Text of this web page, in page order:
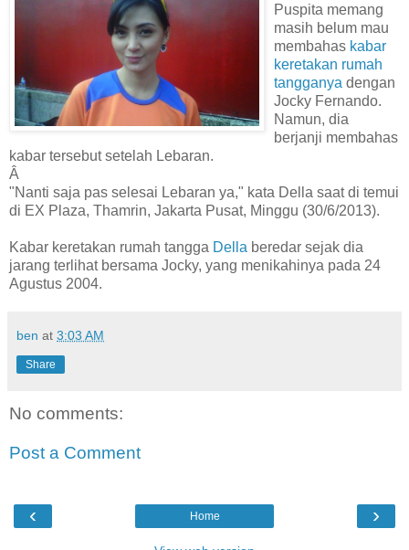
Puspita memang
masih belum mau
membahas kabar
keretakan rumah
tangganya dengan
Jocky Fernando.
Namun, dia
berjanji membahas
kabar tersebut setelah Lebaran.
Â
"Nanti saja pas selesai Lebaran ya," kata Della saat di temui
di EX Plaza, Thamrin, Jakarta Pusat, Minggu (30/6/2013).
Kabar keretakan rumah tangga Della beredar sejak dia
jarang terlihat bersama Jocky, yang menikahinya pada 24
Agustus 2004.
ben at 3:03 AM
Share
No comments:
Post a Comment
‹ ›
Home